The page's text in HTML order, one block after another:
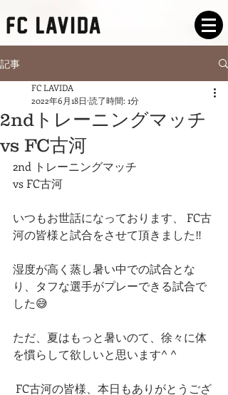
記事
2ndトレーニングマッチ
vs FC古河
FC LAVIDA
2022年6月18日 読了時間: 1分
2nd トレーニングマッチ
vs FC古河
いつもお世話になっております、 FC古
河の皆様と試合をさせて頂きました‼️
湿度が高く蒸し暑い中での試合とな
り、タフな選手がプレーできる試合で
した😅
ただ、夏はもっと暑いのて、徐々に体
を慣らして欲しいと思います^ ^